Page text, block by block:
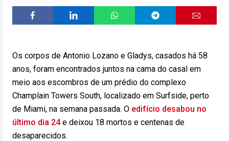
Os corpos de Antonio Lozano e Gladys, casados há 58
anos, foram encontrados juntos na cama do casal em
meio aos escombros de um prédio do complexo
Champlain Towers South, localizado em Surfside, perto
de Miami, na semana passada. O edifício desabou no
último dia 24e deixou 18 mortos e centenas de
desaparecidos.